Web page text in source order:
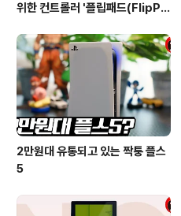
위한 컨트롤러 '플립패드(FlipPa
2만원대 유통되고 있는 짝퉁 플스
5